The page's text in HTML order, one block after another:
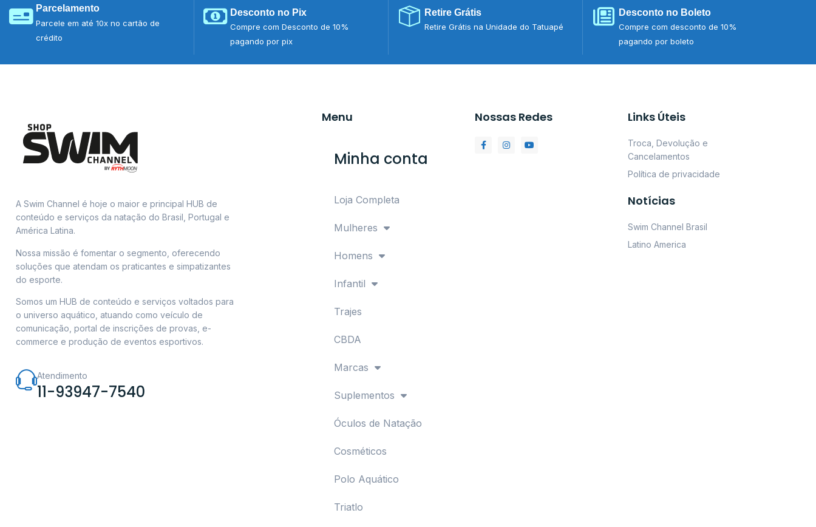
Parcelamento
Parcele em até 10x no cartão de
crédito
Desconto no Pix
Compre com Desconto de 10%
pagando por pix
Retire Grátis
Retire Grátis na Unidade do Tatuapé
Desconto no Boleto
Compre com desconto de 10%
pagando por boleto
A Swim Channel é hoje o maior e principal HUB de
conteúdo e serviços da natação do Brasil, Portugal e
América Latina.
Nossa missão é fomentar o segmento, oferecendo
soluções que atendam os praticantes e simpatizantes
do esporte.
Somos um HUB de conteúdo e serviços voltados para
o universo aquático, atuando como veículo de
comunicação, portal de inscrições de provas, e-
commerce e produção de eventos esportivos.
Atendimento
11-93947-7540
Menu
Minha conta
Loja Completa
Mulheres
Homens
Infantil
Trajes
CBDA
Marcas
Suplementos
Óculos de Natação
Cosméticos
Polo Aquático
Triatlo
Nossas Redes Links Úteis
Troca, Devolução e
Cancelamentos
Política de privacidade
Notícias
Swim Channel Brasil
Latino America